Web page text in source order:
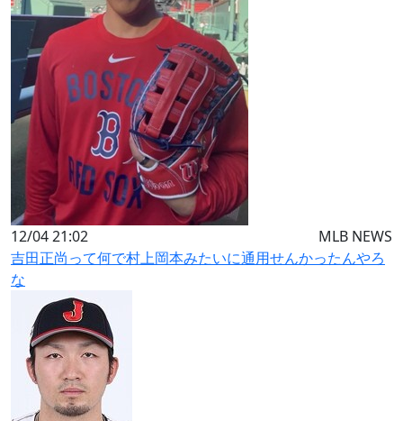
12/04 21:02
MLB NEWS
吉田正尚って何で村上岡本みたいに通用せんかったんやろ
な